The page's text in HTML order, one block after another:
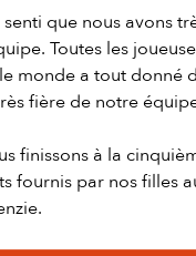
senti que nous avons
Toutes les
monde a tout donné
fière de notre
finissons à la
fournis par nos filles